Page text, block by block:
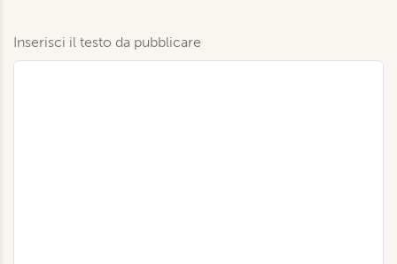
Inserisci il testo da pubblicare